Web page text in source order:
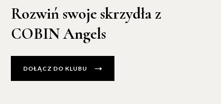
Rozwiń swoje skrzydła z
COBIN Angels
DOŁĄCZ DO KLUBU